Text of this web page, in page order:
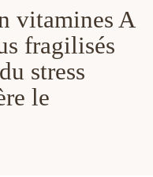
vitamines A
fragilisés
stress
le